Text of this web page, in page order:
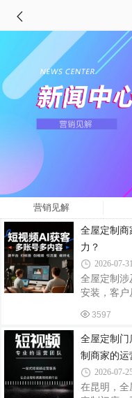
营销见解
全屋定制商
力？
2026-07-31
全屋定制涉
安装，客户
题：资源
结合昆明
验，两个平
合用来主动
设计阶段的
参考。小户
3597
全屋定制门
制商家的运
2026-07-
在昆明，全